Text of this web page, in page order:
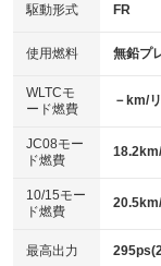
USB入力端子
：装備あり
100V電源
：装備なし
センターデフロック
：装備なし
電動格納ミラー
：装備あり
HID(キセノンライト)
バックカメラ
エアロ
：装備あり
ローダウン
：装備なし
ベンチシート
：装備なし
チップアップシート
：装備なし
駆動形式 FR
使用燃料 無鉛プ
WLTCモ
ード燃費
－km/
JC08モー
ド燃費
10/15モー
ド燃費
最高出力